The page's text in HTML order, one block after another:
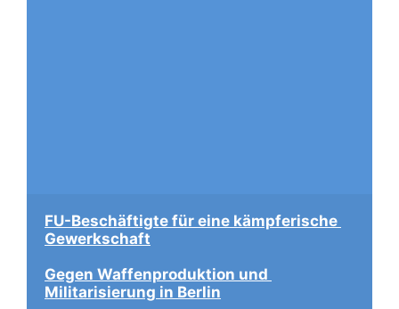
FU-Beschäftigte für eine kämpferische
Gewerkschaft
Gegen Waffenproduktion und
Militarisierung in Berlin